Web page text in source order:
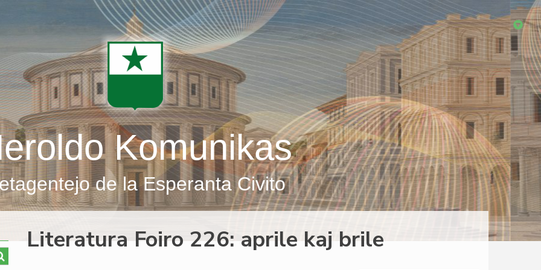
Komunikas
de la Esperanta Civito
Literatura Foiro 226: aprile kaj brile